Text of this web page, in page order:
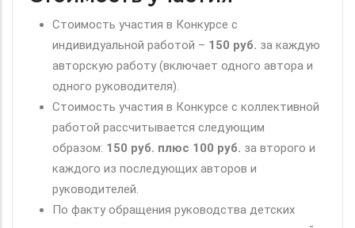
Стоимость участия в Конкурсе с
индивидуальной работой – 150 руб. за каждую
авторскую работу (включает одного автора и
одного руководителя).
Стоимость участия в Конкурсе с коллективной
работой рассчитывается следующим
образом: 150 руб. плюс 100 руб. за второго и
каждого из последующих авторов и
руководителей.
По факту обращения руководства детских